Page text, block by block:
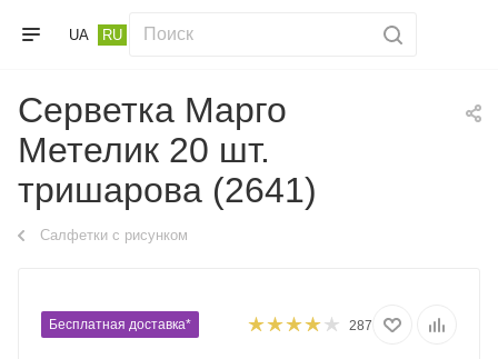
UA RU
Серветка Марго
Метелик 20 шт.
тришарова (2641)
Салфетки с рисунком
Бесплатная доставка* 287